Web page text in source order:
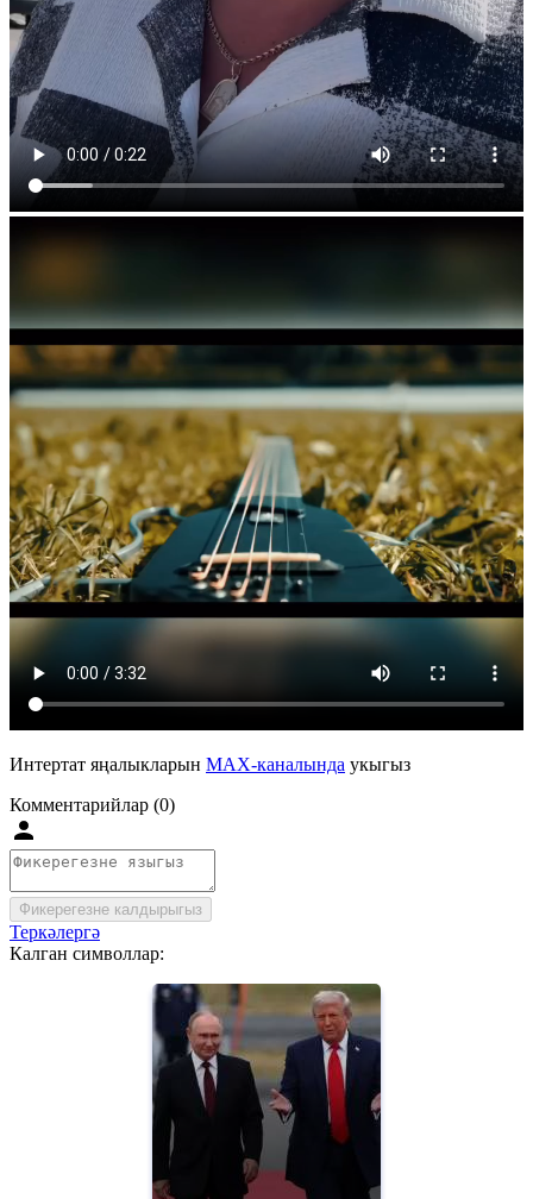
Интертат яңалыкларын MAX-каналында укыгыз
Комментарийлар (0)
Фикерегезне калдырыгыз
Теркәлергә
Калган символлар: